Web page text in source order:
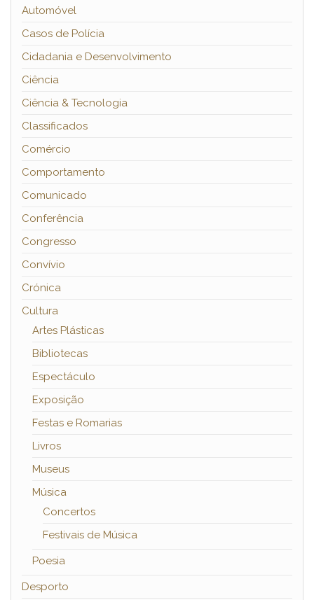
Automóvel
Casos de Polícia
Cidadania e Desenvolvimento
Ciência
Ciência & Tecnologia
Classificados
Comércio
Comportamento
Comunicado
Conferência
Congresso
Convívio
Crónica
Cultura
Artes Plásticas
Bibliotecas
Espectáculo
Exposição
Festas e Romarias
Livros
Museus
Música
Concertos
Festivais de Música
Poesia
Desporto